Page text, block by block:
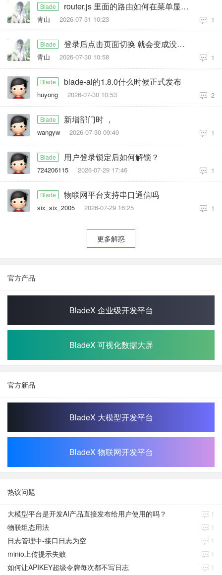
Blade router.js 里面的路由如何在菜单显示出来
青山 2026-07-31 10:23 1
Blade 登录后点击页面切换 就会变成没有菜单 没有导航的全屏
青山 2026-07-30 10:58 1
Blade blade-ai的1.8.0什么时候正式发布
huyong 2026-07-30 10:53 2
Blade 新增部门时 ，
wangyw 2026-07-30 09:49 1
Blade 用户登录锁定后如何解锁？
724206115 2026-07-29 17:46 1
Blade 物联网平台支持串口通信吗
six_six_2005 2026-07-29 16:25 1
更多解惑
官方产品
BladeX 企业级开发平台
BladeX 可视化数据大屏
官方新品
BladeX 大模型开发平台
BladeX 物联网开发平台
热议问题
大模型平台是开发AI产品直接发布给用户使用的吗？ 1
物联组态用法 1
日志管理中-接口日志为空 1
minio上传提示失败 1
如何让APIKEY超级令牌每次都不写日志 1